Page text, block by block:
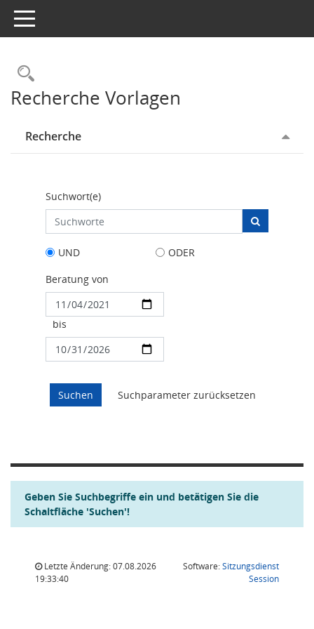
Toggle navigation
Rechercheauswahl
Recherche Vorlagen
Recherche
Suchwort(e)
UND
ODER
Beratung von
bis
Geben Sie Suchbegriffe ein und betätigen Sie die
Schaltfläche 'Suchen'!
Letzte Änderung: 07.08.2026
19:33:40
Software:Sitzungsdienst
Session(Wird in